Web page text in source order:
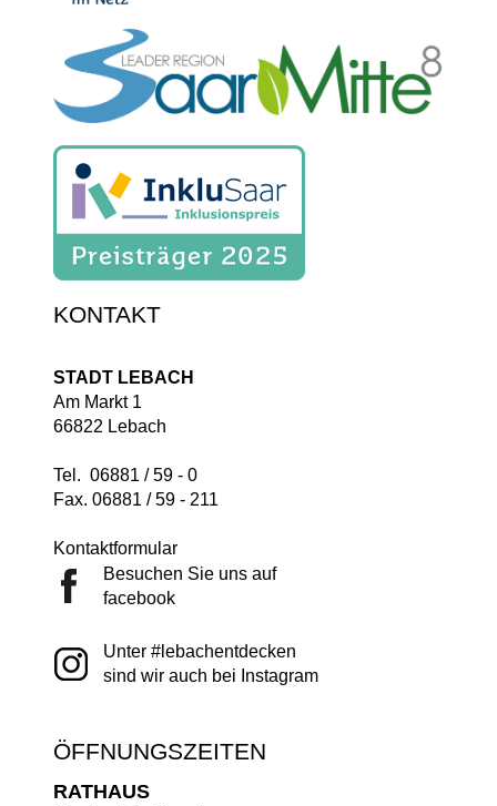
KONTAKT
STADT LEBACH
Am Markt 1
66822 Lebach
Tel. 06881 / 59 - 0
Fax. 06881 / 59 - 211
Kontaktformular
Besuchen Sie uns auf
facebook
Unter #lebachentdecken
sind wir auch bei Instagram
ÖFFNUNGSZEITEN
RATHAUS